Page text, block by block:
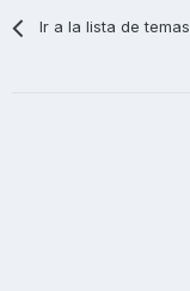
Ir a la lista de temas